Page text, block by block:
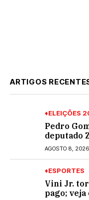
ARTIGOS
♦ELEIÇÕES
Pedro
deputado
partido na
AGOSTO 8, 2026
♦ESPORTES
Vini Jr.
pago; veja